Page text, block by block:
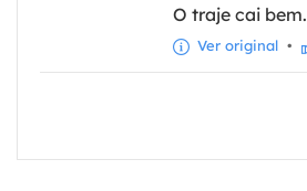
O traje cai bem.
Ver original •